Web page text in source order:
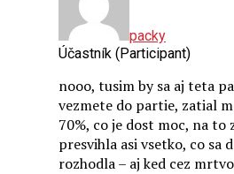
packy
Účastník (Participant)
nooo, tusim by sa aj teta
vezmete do partie, zatial
70%, co je dost moc, na
presvihla asi vsetko, co sa
rozhodla – aj ked cez